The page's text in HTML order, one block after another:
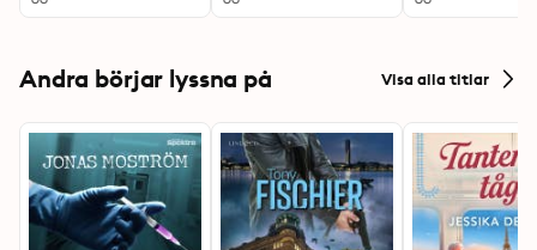
Andra börjar lyssna på Visa alla titlar